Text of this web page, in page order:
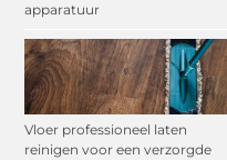
apparatuur
Vloer professioneel laten
reinigen voor een verzorgde